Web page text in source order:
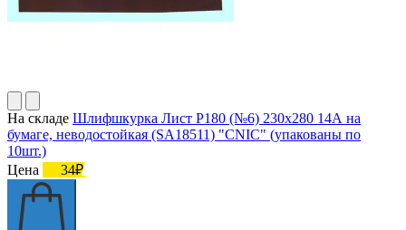
На складе Шлифшкурка Лист Р180 (№6) 230х280 14А на
бумаге, неводостойкая (SA18511) "CNIC" (упакованы по
10шт.)
Цена
34₽